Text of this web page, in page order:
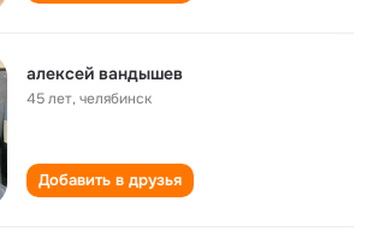
алексей вандышев
45 лет,челябинск
Добавить в друзья